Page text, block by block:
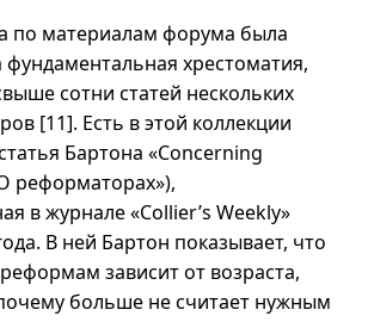
по материалам форума была
хрестоматия,
сотни статей нескольких
[11]. Есть в этой коллекции
Бартона «Concerning
реформаторах»),
в журнале «Collier’s Weekly»
В ней Бартон показывает, что
зависит от возраста,
больше не считает нужным